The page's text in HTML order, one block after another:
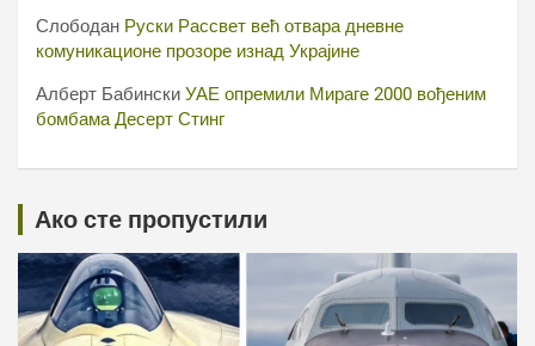
Слободан Руски Рассвет већ отвара дневне
комуникационе прозоре изнад Украјине
Алберт Бабински УАЕ опремили Мираге 2000 вођеним
бомбама Десерт Стинг
Ако сте пропустили